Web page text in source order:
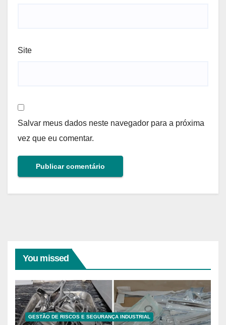
Site
Salvar meus dados neste navegador para a próxima
vez que eu comentar.
You missed
GESTÃO DE RISCOS E SEGURANÇA INDUSTRIAL